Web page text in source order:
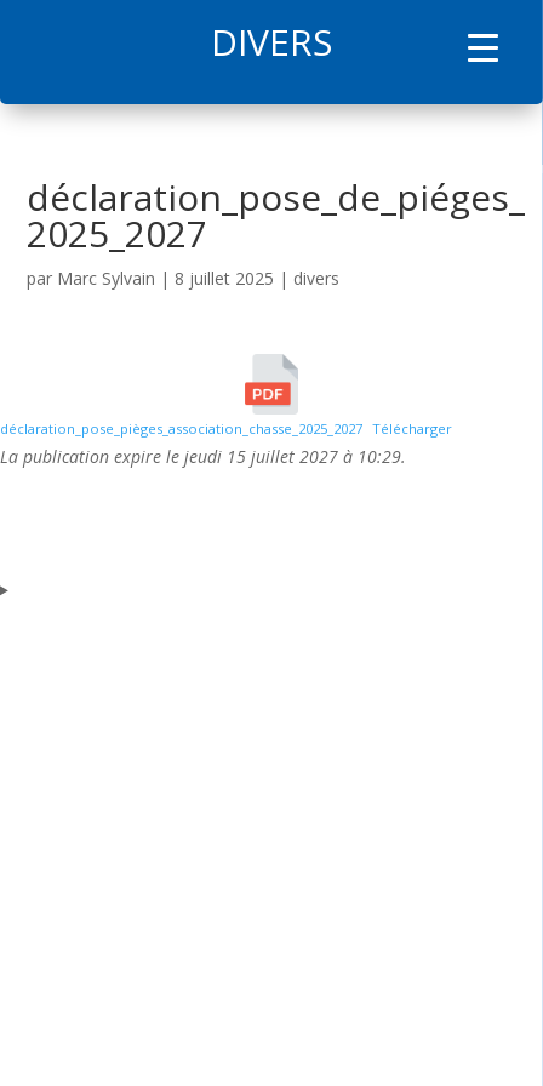
DIVERS
déclaration_pose_de_piéges_
2025_2027
par Marc Sylvain | 8 juillet 2025 | divers
déclaration_pose_pièges_association_chasse_2025_2027 Télécharger
La publication expire le jeudi 15 juillet 2027 à 10:29.